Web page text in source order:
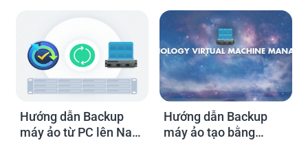
Hướng dẫn Backup
máy ảo từ PC lên Nas
Hướng dẫn Backup
máy ảo tạo bằng